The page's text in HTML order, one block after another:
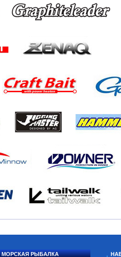
МОРСКАЯ РЫБАЛКА